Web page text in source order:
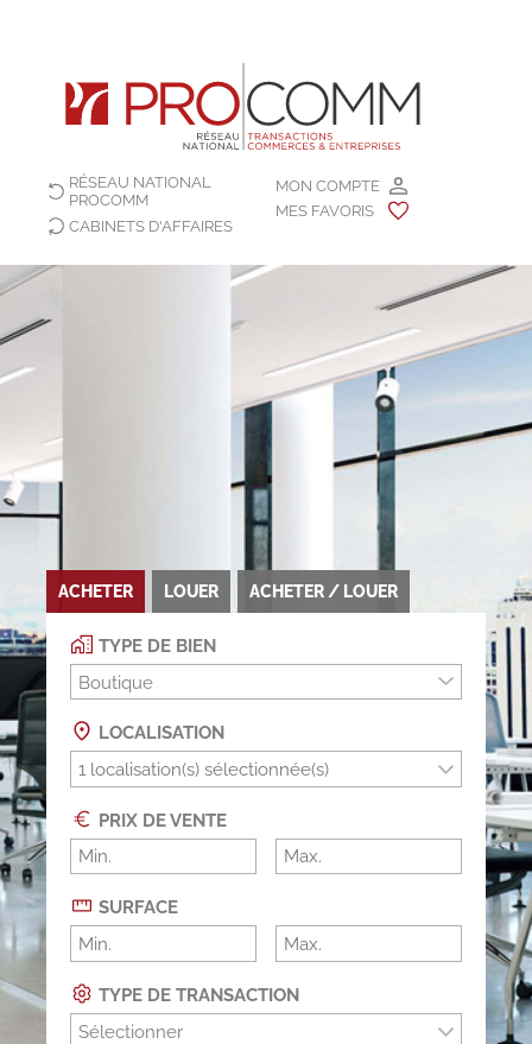
MON COMPTE
MES FAVORIS
RÉSEAU NATIONAL
PROCOMM
CABINETS D'AFFAIRES
ACHETER LOUER ACHETER / LOUER
TYPE DE BIEN
Boutique
LOCALISATION
PRIX DE VENTE
SURFACE
TYPE DE TRANSACTION
Sélectionner